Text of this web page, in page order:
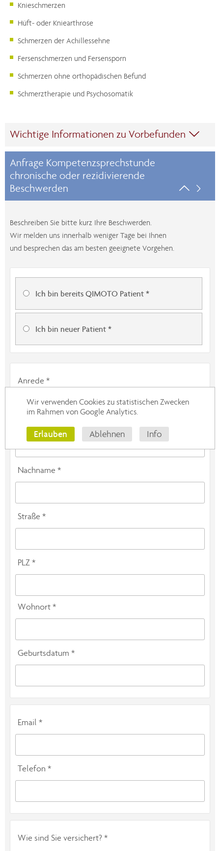
Knieschmerzen
Hüft- oder Kniearthrose
Schmerzen der Achillessehne
Fersenschmerzen und Fersensporn
Schmerzen ohne orthopädischen Befund
Schmerztherapie und Psychosomatik
Wichtige Informationen zu Vorbefunden 
Anfrage Kompetenzsprechstunde
chronische oder rezidivierende
Beschwerden


Beschreiben Sie bitte kurz Ihre Beschwerden.
Wir melden uns innerhalb weniger Tage bei Ihnen
und besprechen das am besten geeignete Vorgehen.
Ich bin bereits QIMOTO Patient *
Ich bin neuer Patient *
Anrede *
Frau Herr
Nachname *
Straße *
PLZ *
Wohnort *
Geburtsdatum *
Email *
Telefon *
Wie sind Sie versichert? *
Wir verwenden Cookies zu statistischen Zwecken
im Rahmen von Google Analytics.
Erlauben Ablehnen Info